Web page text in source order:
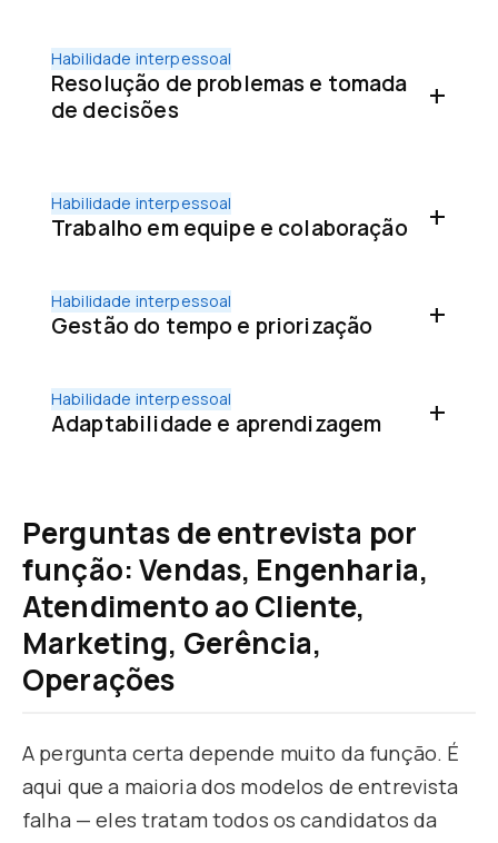
Habilidade interpessoal
Resolução de problemas e tomada
de decisões
Habilidade interpessoal
Trabalho em equipe e colaboração
Habilidade interpessoal
Gestão do tempo e priorização
Habilidade interpessoal
Adaptabilidade e aprendizagem
Perguntas de entrevista por
função: Vendas, Engenharia,
Atendimento ao Cliente,
Marketing, Gerência,
Operações
A pergunta certa depende muito da função. É
aqui que a maioria dos modelos de entrevista
falha — eles tratam todos os candidatos da